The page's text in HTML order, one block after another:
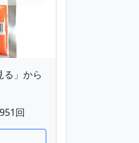
る」から
951回